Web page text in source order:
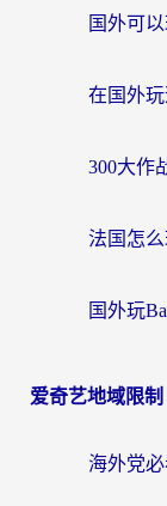
爱奇艺地域限制